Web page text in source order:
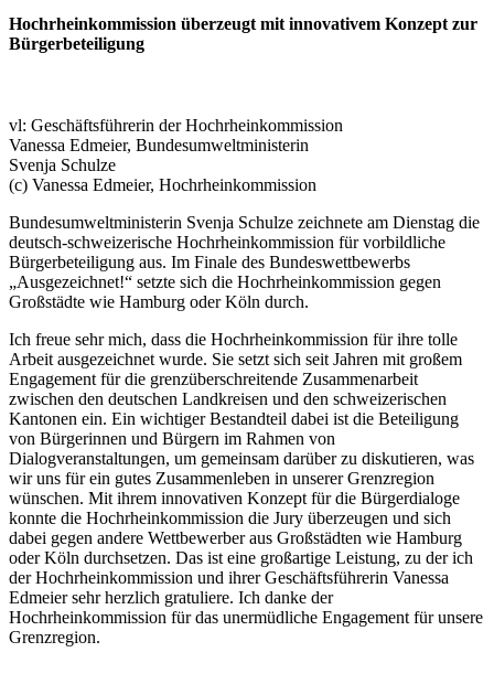
Hochrheinkommission überzeugt mit innovativem Konzept zur
Bürgerbeteiligung
vl: Geschäftsführerin der Hochrheinkommission
Vanessa Edmeier, Bundesumweltministerin
Svenja Schulze
(c) Vanessa Edmeier, Hochrheinkommission
Bundesumweltministerin Svenja Schulze zeichnete am Dienstag die
deutsch-schweizerische Hochrheinkommission für vorbildliche
Bürgerbeteiligung aus. Im Finale des Bundeswettbewerbs
„Ausgezeichnet!“ setzte sich die Hochrheinkommission gegen
Großstädte wie Hamburg oder Köln durch.
Ich freue sehr mich, dass die Hochrheinkommission für ihre tolle
Arbeit ausgezeichnet wurde. Sie setzt sich seit Jahren mit großem
Engagement für die grenzüberschreitende Zusammenarbeit
zwischen den deutschen Landkreisen und den schweizerischen
Kantonen ein. Ein wichtiger Bestandteil dabei ist die Beteiligung
von Bürgerinnen und Bürgern im Rahmen von
Dialogveranstaltungen, um gemeinsam darüber zu diskutieren, was
wir uns für ein gutes Zusammenleben in unserer Grenzregion
wünschen. Mit ihrem innovativen Konzept für die Bürgerdialoge
konnte die Hochrheinkommission die Jury überzeugen und sich
dabei gegen andere Wettbewerber aus Großstädten wie Hamburg
oder Köln durchsetzen. Das ist eine großartige Leistung, zu der ich
der Hochrheinkommission und ihrer Geschäftsführerin Vanessa
Edmeier sehr herzlich gratuliere. Ich danke der
Hochrheinkommission für das unermüdliche Engagement für unsere
Grenzregion.